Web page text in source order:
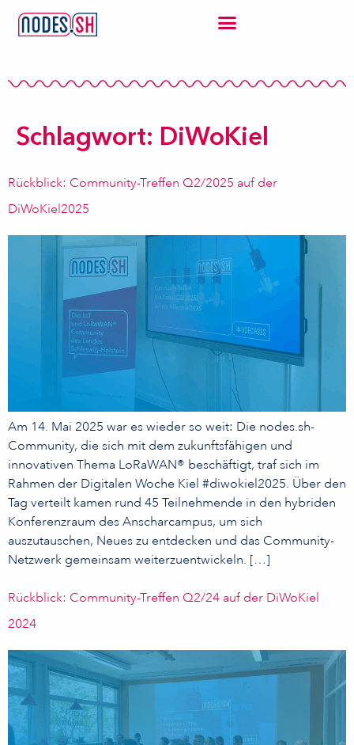
Schlagwort: DiWoKiel
Rückblick: Community-Treffen Q2/2025 auf der
DiWoKiel2025
Am 14. Mai 2025 war es wieder so weit: Die nodes.sh-
Community, die sich mit dem zukunftsfähigen und
innovativen Thema LoRaWAN® beschäftigt, traf sich im
Rahmen der Digitalen Woche Kiel #diwokiel2025. Über den
Tag verteilt kamen rund 45 Teilnehmende in den hybriden
Konferenzraum des Anscharcampus, um sich
auszutauschen, Neues zu entdecken und das Community-
Netzwerk gemeinsam weiterzuentwickeln. […]
Rückblick: Community-Treffen Q2/24 auf der DiWoKiel
2024